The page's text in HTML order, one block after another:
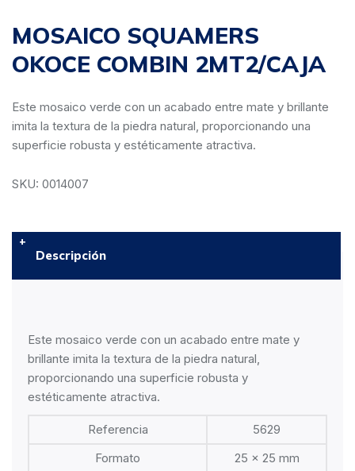
MOSAICO SQUAMERS
OKOCE COMBIN 2MT2/CAJA
Este mosaico verde con un acabado entre mate y brillante
imita la textura de la piedra natural, proporcionando una
superficie robusta y estéticamente atractiva.
SKU: 0014007
Descripción
Este mosaico verde con un acabado entre mate y
brillante imita la textura de la piedra natural,
proporcionando una superficie robusta y
estéticamente atractiva.
Referencia
5629
Formato
25 x 25 mm